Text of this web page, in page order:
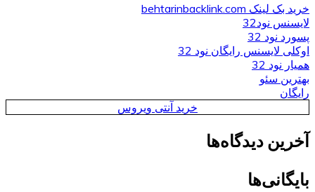
خرید بک لینک behtarinbacklink.com
لایسنس نود32
پسورد نود 32
اوکلی لایسنس رایگان نود 32
همیار نود 32
بهترین سئو
رایگان
خرید آنتی ویروس
آخرین دیدگاه‌ها
بایگانی‌ها